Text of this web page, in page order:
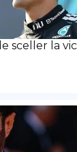
sceller la